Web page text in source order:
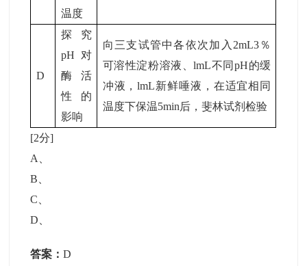
温度
D
探究
pH对
酶活
性的
影响
向三支试管中各依次加入2mL3％
可溶性淀粉溶液、lmL不同pH的缓
冲液，lmL新鲜唾液，在适宜相同
温度下保温5min后，斐林试剂检验
[2分]
A
B
C
D
答案：D